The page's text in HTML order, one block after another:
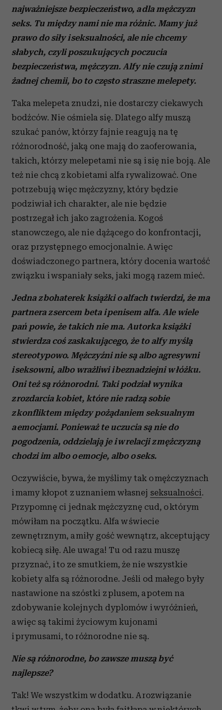
najważniejsze bezpieczeństwo, a dla mężczyzn
seks. Tu między nami nie ma różnic. Mamy już
prawo do siły i seksualności, ale nie chcemy
słabych, czyli poszukujących poczucia
bezpieczeństwa, mężczyzn. Alfy nie czują z nimi
żadnej chemii, bo to często straszne melepety.
Taka melepeta znudzi, nie dostarczy ciekawych
bodźców. Nie ośmiela się. Dlatego alfy muszą
szukać panów, którzy fajnie reagują na tę
różnorodność, jaką one mają do zaoferowania,
takich, którzy melepetami nie są i się nie boją. Ale
też nie chcą z kobietami alfa rywalizować. One
potrzebują więc mężczyzny, który będzie
podziwiał ich charakter, ale nie będzie
postrzegał ich jako zagrożenia. Kogoś
stanowczego, ale nie dążącego do konfrontacji,
oraz przystępnego emocjonalnie. A więc
doświadczonego partnera, który docenia wartość
związku i wspaniały seks, jaki mogą razem mieć.
Jedna z bohaterek książki o alfach twierdzi, że ma
partnera z sercem beta i penisem alfa. Ale wiele
pań powie, że takich nie ma. Autorka książki
stwierdza coś zaskakującego, że to alfy myślą
stereotypowo. Mężczyźni nie są albo agresywni
i seksowni, albo wrażliwi i beznadziejni w łóżku.
Oni też są różnorodni. Taki podział wynika
z rozdarcia kobiet, które nie radzą sobie
z konfliktem między pożądaniem seksualnym
a emocjami. Ponieważ te uczucia są nie do
pogodzenia, oddzielają je i w relacji z mężczyzną
chodzi im albo o emocje, albo o seks.
Oczywiście, bywa, że myślimy tak o mężczyznach
i mamy kłopot z uznaniem własnej seksualności.
Przypomnę ci jednak mężczyznę cud, o którym
mówiłam na początku. Alfa w świecie
zewnętrznym, a miły gość wewnątrz, akceptujący
kobiecą siłę. Ale uwaga! Tu od razu muszę
przyznać, i to ze smutkiem, że nie wszystkie
kobiety alfa są różnorodne. Jeśli od małego były
nastawione na szóstki z plusem, a potem na
zdobywanie kolejnych dyplomów i wyróżnień,
a więc są takimi życiowym kujonami
i prymusami, to różnorodne nie są.
Nie są różnorodne, bo zawsze muszą być
najlepsze?
Tak! We wszystkim w dodatku. A rozwiązanie